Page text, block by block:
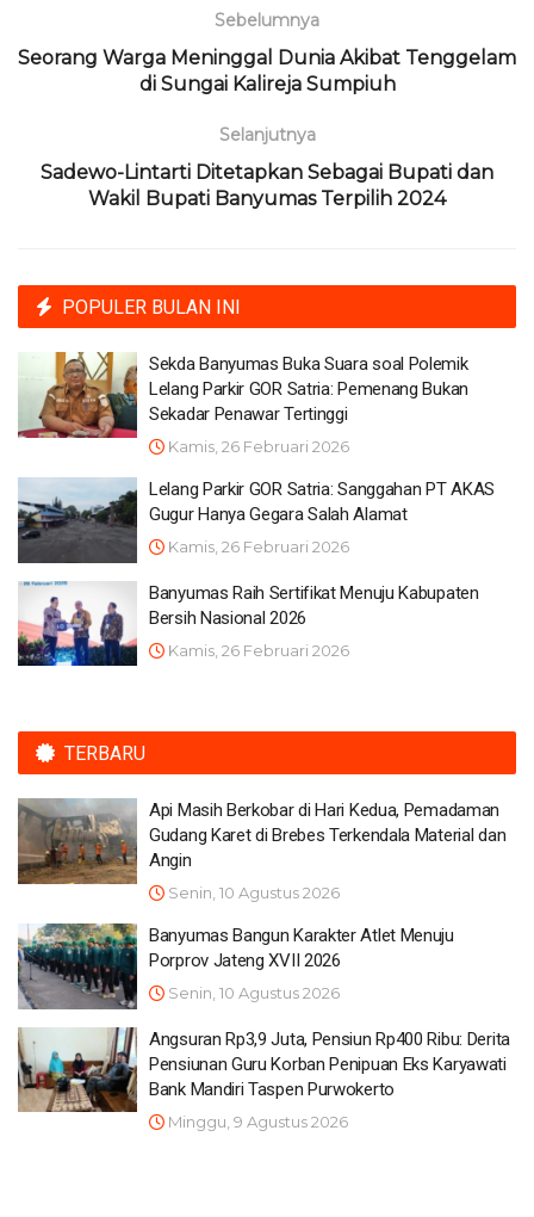
Sebelumnya
Seorang Warga Meninggal Dunia Akibat Tenggelam
di Sungai Kalireja Sumpiuh
Selanjutnya
Sadewo-Lintarti Ditetapkan Sebagai Bupati dan
Wakil Bupati Banyumas Terpilih 2024
POPULER BULAN INI
Sekda Banyumas Buka Suara soal Polemik
Lelang Parkir GOR Satria: Pemenang Bukan
Sekadar Penawar Tertinggi
Kamis, 26 Februari 2026
Lelang Parkir GOR Satria: Sanggahan PT AKAS
Gugur Hanya Gegara Salah Alamat
Kamis, 26 Februari 2026
Banyumas Raih Sertifikat Menuju Kabupaten
Bersih Nasional 2026
Kamis, 26 Februari 2026
TERBARU
Api Masih Berkobar di Hari Kedua, Pemadaman
Gudang Karet di Brebes Terkendala Material dan
Angin
Senin, 10 Agustus 2026
Banyumas Bangun Karakter Atlet Menuju
Porprov Jateng XVII 2026
Senin, 10 Agustus 2026
Angsuran Rp3,9 Juta, Pensiun Rp400 Ribu: Derita
Pensiunan Guru Korban Penipuan Eks Karyawati
Bank Mandiri Taspen Purwokerto
Minggu, 9 Agustus 2026